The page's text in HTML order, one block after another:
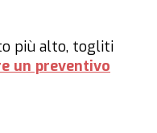
più alto, togliti
un preventivo